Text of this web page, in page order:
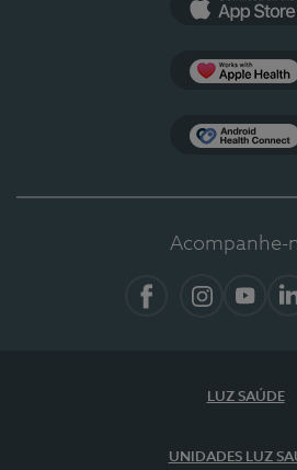
Acompanhe-
LUZ SAÚDE
UNIDADES LUZ